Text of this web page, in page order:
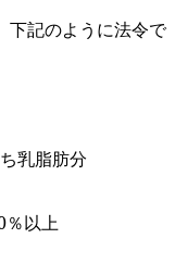
下記のように法令で
乳脂肪分
％以上